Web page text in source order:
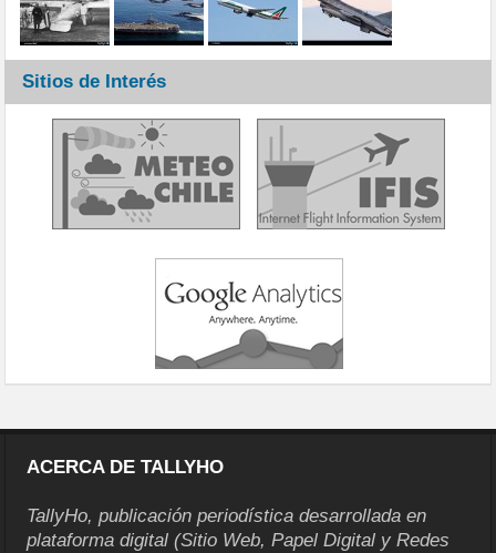
Sitios de Interés
ACERCA DE TALLYHO
TallyHo, publicación periodística desarrollada en
plataforma digital (Sitio Web, Papel Digital y Redes